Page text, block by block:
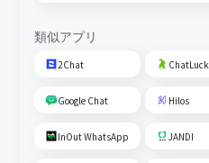
類似アプリ
2Chat ChatLuck
Google Chat Hilos
InOut WhatsApp JANDI